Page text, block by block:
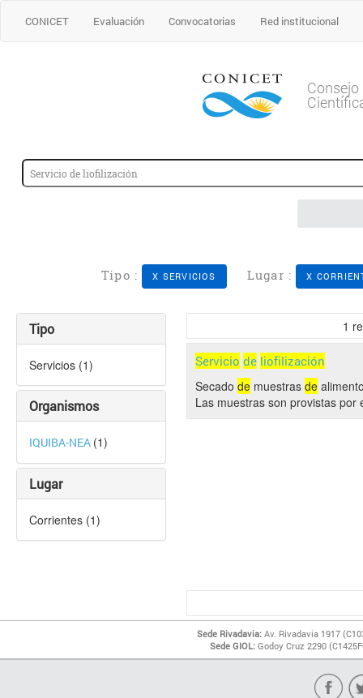
CONICET Evaluación Convocatorias Red institucional
Tipo : X SERVICIOS Lugar : X
Tipo
Servicios (1)
Organismos
IQUIBA-NEA (1)
Lugar
Corrientes (1)
1
Servicio de liofilización
Secado de muestras de
Las muestras son provistas por
Sede Rivadavia: Av. Rivadavia 1917
Sede GIOL: Godoy Cruz 2290